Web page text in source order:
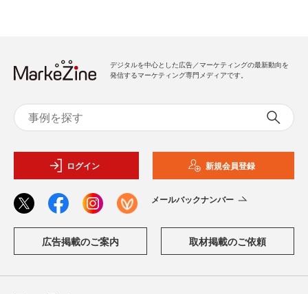
デジタルを中心とした広告／マーケティングの最新動向を
発信するマーケティング専門メディアです。
ログイン 新規会員登録
メールバックナンバー
広告掲載のご案内 取材掲載のご依頼